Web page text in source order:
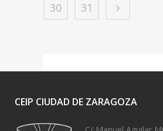
30
31
CEIP CIUDAD DE ZARAGOZA